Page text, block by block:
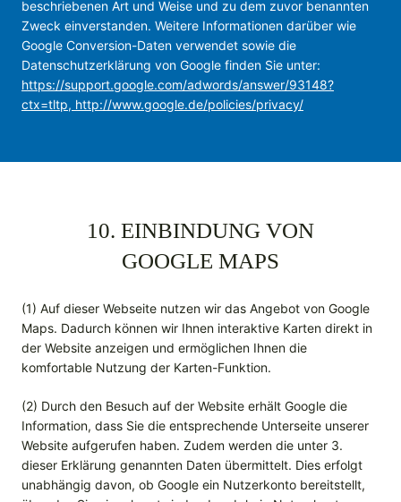
beschriebenen Art und Weise und zu dem zuvor benannten
Zweck einverstanden. Weitere Informationen darüber wie
Google Conversion-Daten verwendet sowie die
Datenschutzerklärung von Google finden Sie unter:
https://support.google.com/adwords/answer/93148?
ctx=tltp, http://www.google.de/policies/privacy/
10. EINBINDUNG VON
GOOGLE MAPS
(1) Auf dieser Webseite nutzen wir das Angebot von Google
Maps. Dadurch können wir Ihnen interaktive Karten direkt in
der Website anzeigen und ermöglichen Ihnen die
komfortable Nutzung der Karten-Funktion.
(2) Durch den Besuch auf der Website erhält Google die
Information, dass Sie die entsprechende Unterseite unserer
Website aufgerufen haben. Zudem werden die unter 3.
dieser Erklärung genannten Daten übermittelt. Dies erfolgt
unabhängig davon, ob Google ein Nutzerkonto bereitstellt,